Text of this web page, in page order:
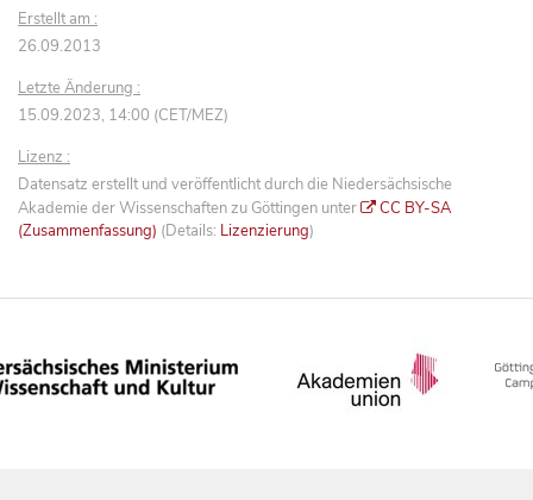
Erstellt am :
26.09.2013
Letzte Änderung :
15.09.2023, 14:00 (CET/MEZ)
Lizenz :
Datensatz erstellt und veröffentlicht durch die Niedersächsische
Akademie der Wissenschaften zu Göttingen unter
CC BY-SA
(Zusammenfassung) (Details: Lizenzierung)